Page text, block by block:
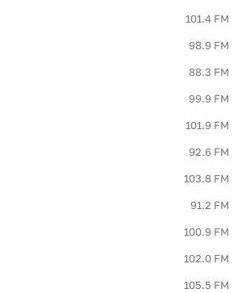
101.4 FM
98.9 FM
88.3 FM
99.9 FM
101.9 FM
92.6 FM
103.8 FM
91.2 FM
100.9 FM
102.0 FM
105.5 FM